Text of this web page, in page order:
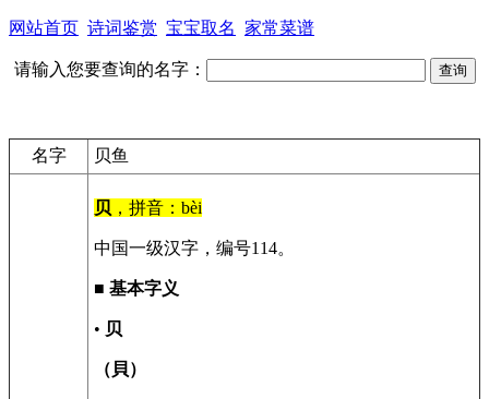
网站首页 诗词鉴赏 宝宝取名 家常菜谱
请输入您要查询的名字：
名字 贝鱼
贝 ，拼音：bèi
中国一级汉字，编号114。
■ 基本字义
• 贝
（貝）